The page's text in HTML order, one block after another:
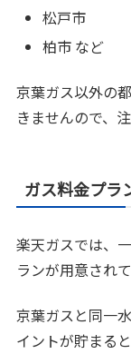
松戸市
柏市 など
京葉ガス以外の
きませんので、
ガス料金プラ
楽天ガスでは、
ランが用意されて
京葉ガスと同一
イントが貯まる